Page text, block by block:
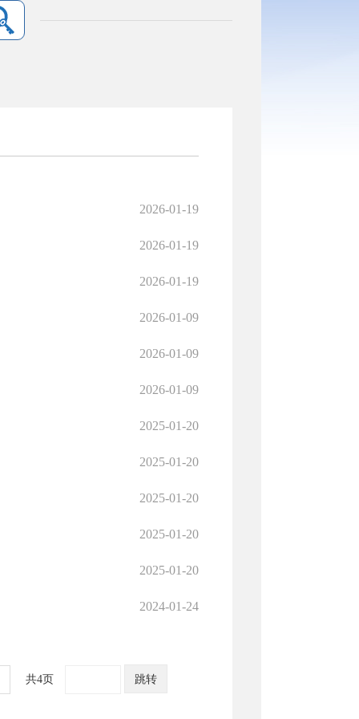
2026-01-19
2026-01-19
2026-01-19
2026-01-09
2026-01-09
2026-01-09
2025-01-20
2025-01-20
2025-01-20
2025-01-20
2025-01-20
2024-01-24
共4页 跳转